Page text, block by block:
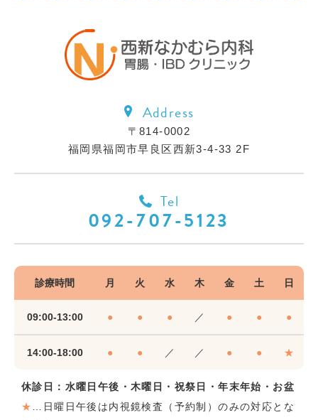
Address
〒814-0002
福岡県福岡市早良区西新3-4-33 2F
Tel
092-707-5123
診療時間 月 火 水 木 金 土 日
09:00-13:00 ● ● ● ／ ● ● ●
14:00-18:00 ● ● ／ ／ ● ● ★
休診日：水曜日午後・木曜日・祝祭日・年末年始・お盆
★
…日曜日午後は内視鏡検査（予約制）のみの対応とな